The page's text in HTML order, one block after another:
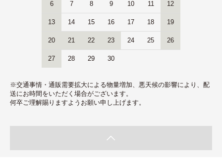
6 7 8 9 10 11 12
13 14 15 16 17 18 19
20 21 22 23 24 25 26
27 28 29 30
※交通事情・通販需要拡大による物量増加、悪天候の影響により、配
送にお時間をいただく場合がございます。
何卒ご理解賜りますようお願い申し上げます。